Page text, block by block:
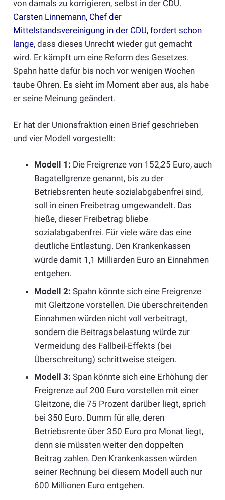
von damals zu korrigieren, selbst in der CDU.
Carsten Linnemann, Chef der
Mittelstandsvereinigung in der CDU, fordert schon
lange, dass dieses Unrecht wieder gut gemacht
wird. Er kämpft um eine Reform des Gesetzes.
Spahn hatte dafür bis noch vor wenigen Wochen
taube Ohren. Es sieht im Moment aber aus, als habe
er seine Meinung geändert.
Er hat der Unionsfraktion einen Brief geschrieben
und vier Modell vorgestellt:
Modell 1: Die Freigrenze von 152,25 Euro, auch
Bagatellgrenze genannt, bis zu der
Betriebsrenten heute sozialabgabenfrei sind,
soll in einen Freibetrag umgewandelt. Das
hieße, dieser Freibetrag bliebe
sozialabgabenfrei. Für viele wäre das eine
deutliche Entlastung. Den Krankenkassen
würde damit 1,1 Milliarden Euro an Einnahmen
entgehen.
Modell 2: Spahn könnte sich eine Freigrenze
mit Gleitzone vorstellen. Die überschreitenden
Einnahmen würden nicht voll verbeitragt,
sondern die Beitragsbelastung würde zur
Vermeidung des Fallbeil-Effekts (bei
Überschreitung) schrittweise steigen.
Modell 3: Span könnte sich eine Erhöhung der
Freigrenze auf 200 Euro vorstellen mit einer
Gleitzone, die 75 Prozent darüber liegt, sprich
bei 350 Euro. Dumm für alle, deren
Betriebsrente über 350 Euro pro Monat liegt,
denn sie müssten weiter den doppelten
Beitrag zahlen. Den Krankenkassen würden
seiner Rechnung bei diesem Modell auch nur
600 Millionen Euro entgehen.